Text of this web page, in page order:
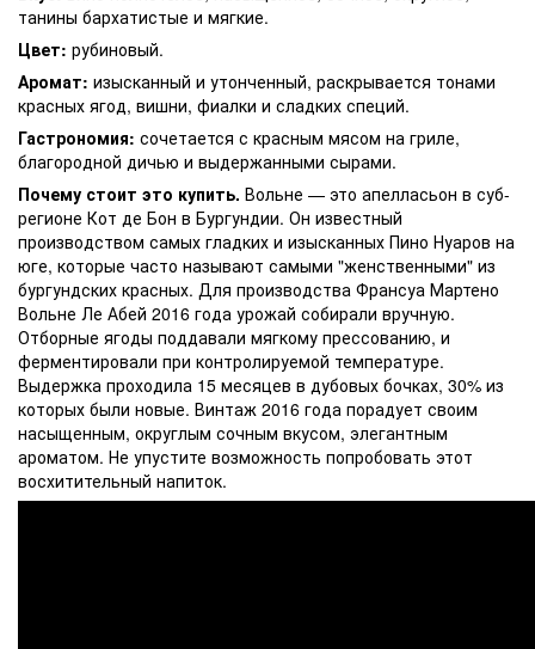
танины бархатистые и мягкие.
Цвет: рубиновый.
Аромат: изысканный и утонченный, раскрывается тонами
красных ягод, вишни, фиалки и сладких специй.
Гастрономия: сочетается с красным мясом на гриле,
благородной дичью и выдержанными сырами.
Почему стоит это купить. Вольне — это апелласьон в суб-
регионе Кот де Бон в Бургундии. Он известный
производством самых гладких и изысканных Пино Нуаров на
юге, которые часто называют самыми "женственными" из
бургундских красных. Для производства Франсуа Мартено
Вольне Ле Абей 2016 года урожай собирали вручную.
Отборные ягоды поддавали мягкому прессованию, и
ферментировали при контролируемой температуре.
Выдержка проходила 15 месяцев в дубовых бочках, 30% из
которых были новые. Винтаж 2016 года порадует своим
насыщенным, округлым сочным вкусом, элегантным
ароматом. Не упустите возможность попробовать этот
восхитительный напиток.